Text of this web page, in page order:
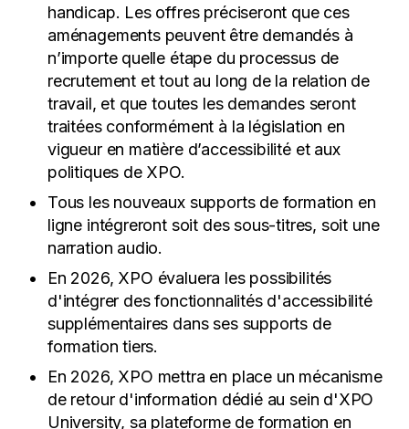
handicap. Les offres préciseront que ces
aménagements peuvent être demandés à
n’importe quelle étape du processus de
recrutement et tout au long de la relation de
travail, et que toutes les demandes seront
traitées conformément à la législation en
vigueur en matière d’accessibilité et aux
politiques de XPO.
Tous les nouveaux supports de formation en
ligne intégreront soit des sous-titres, soit une
narration audio.
En 2026, XPO évaluera les possibilités
d'intégrer des fonctionnalités d'accessibilité
supplémentaires dans ses supports de
formation tiers.
En 2026, XPO mettra en place un mécanisme
de retour d'information dédié au sein d'XPO
University, sa plateforme de formation en